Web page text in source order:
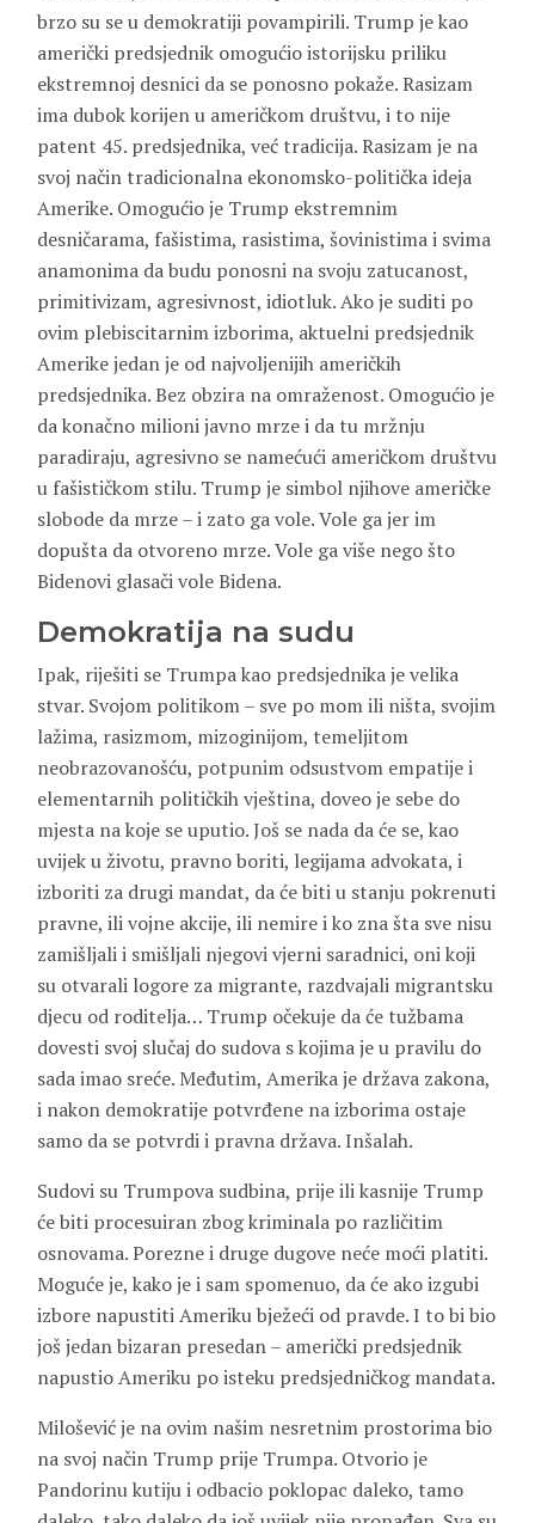
brzo su se u demokratiji povampirili. Trump je kao
američki predsjednik omogućio istorijsku priliku
ekstremnoj desnici da se ponosno pokaže. Rasizam
ima dubok korijen u američkom društvu, i to nije
patent 45. predsjednika, već tradicija. Rasizam je na
svoj način tradicionalna ekonomsko-politička ideja
Amerike. Omogućio je Trump ekstremnim
desničarama, fašistima, rasistima, šovinistima i svima
anamonima da budu ponosni na svoju zatucanost,
primitivizam, agresivnost, idiotluk. Ako je suditi po
ovim plebiscitarnim izborima, aktuelni predsjednik
Amerike jedan je od najvoljenijih američkih
predsjednika. Bez obzira na omraženost. Omogućio je
da konačno milioni javno mrze i da tu mržnju
paradiraju, agresivno se namećući američkom društvu
u fašističkom stilu. Trump je simbol njihove američke
slobode da mrze – i zato ga vole. Vole ga jer im
dopušta da otvoreno mrze. Vole ga više nego što
Bidenovi glasači vole Bidena.
Demokratija na sudu
Ipak, riješiti se Trumpa kao predsjednika je velika
stvar. Svojom politikom – sve po mom ili ništa, svojim
lažima, rasizmom, mizoginijom, temeljitom
neobrazovanošću, potpunim odsustvom empatije i
elementarnih političkih vještina, doveo je sebe do
mjesta na koje se uputio. Još se nada da će se, kao
uvijek u životu, pravno boriti, legijama advokata, i
izboriti za drugi mandat, da će biti u stanju pokrenuti
pravne, ili vojne akcije, ili nemire i ko zna šta sve nisu
zamišljali i smišljali njegovi vjerni saradnici, oni koji
su otvarali logore za migrante, razdvajali migrantsku
djecu od roditelja… Trump očekuje da će tužbama
dovesti svoj slučaj do sudova s kojima je u pravilu do
sada imao sreće. Međutim, Amerika je država zakona,
i nakon demokratije potvrđene na izborima ostaje
samo da se potvrdi i pravna država. Inšalah.
Sudovi su Trumpova sudbina, prije ili kasnije Trump
će biti procesuiran zbog kriminala po različitim
osnovama. Porezne i druge dugove neće moći platiti.
Moguće je, kako je i sam spomenuo, da će ako izgubi
izbore napustiti Ameriku bježeći od pravde. I to bi bio
još jedan bizaran presedan – američki predsjednik
napustio Ameriku po isteku predsjedničkog mandata.
Milošević je na ovim našim nesretnim prostorima bio
na svoj način Trump prije Trumpa. Otvorio je
Pandorinu kutiju i odbacio poklopac daleko, tamo